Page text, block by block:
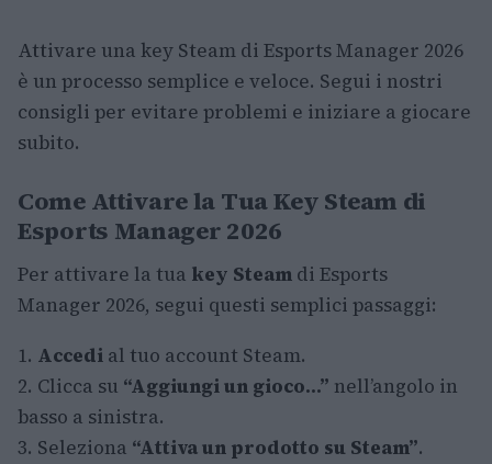
Attivare una key Steam di Esports Manager 2026
è un processo semplice e veloce. Segui i nostri
consigli per evitare problemi e iniziare a giocare
subito.
Come Attivare la Tua Key Steam di
Esports Manager 2026
Per attivare la tua key Steam di Esports
Manager 2026, segui questi semplici passaggi:
1. Accedi al tuo account Steam.
2. Clicca su “Aggiungi un gioco…” nell’angolo in
basso a sinistra.
3. Seleziona “Attiva un prodotto su Steam”.